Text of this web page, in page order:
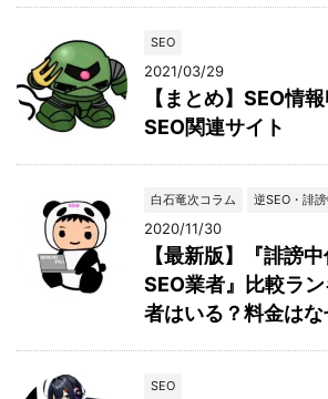
SEO
2021/03/29
【まとめ】SEO情
SEO関連サイト
白石竜次コラム 逆SEO・誹
2020/11/30
【最新版】『誹謗
SEO業者』比較ラ
者はいる？料金はな
SEO